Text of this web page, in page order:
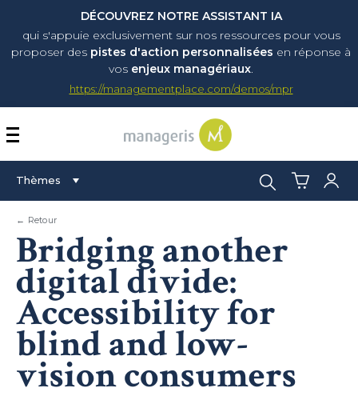
DÉCOUVREZ NOTRE ASSISTANT IA
qui s'appuie exclusivement sur nos ressources pour vous
proposer des pistes d'action personnalisées en réponse à
vos enjeux managériaux.
https://managementplace.com/demos/mpr
AFFICHER OU
Thèmes Rechercher :
← Retour
Bridging another
digital divide:
Accessibility for
blind and low-
vision consumers